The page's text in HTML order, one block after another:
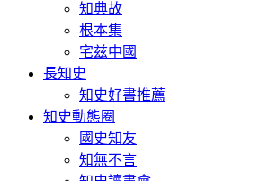
知典故
根本集
宅兹中國
長知史
知史好書推薦
知史動態圈
國史知友
知無不言